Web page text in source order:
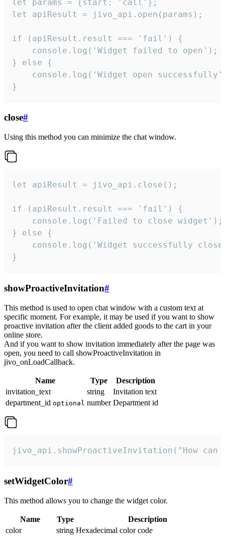
let params = {start: 'call'};
let apiResult = jivo_api.open(params);
if (apiResult.result === 'fail') {
    console.log('Widget failed to open');
} else {
console.log('Widget open
}
close#
Using this method you can minimize the chat window.
let apiResult = jivo_api.close();
if (apiResult.result === 'fail') {
    console.log('Failed to close widget');
} else {
console.log('Widget successfully
}
showProactiveInvitation#
This method is used to open chat window with a custom text at
specific moment. For example, it may be used if you want to show
proactive invitation after the client added goods to the cart in your
online store.
And if you want to show invitation immediately after the page was
open, you need to call showProactiveInvitation in
jivo_onLoadCallback.
Name Type
Description
invitation_text
string
Invitation text
department_id optional number Department id
jivo_api.showProactiveInvitation("How
setWidgetColor#
This method allows you to change the widget color.
Name Type
Description
color
string Hexadecimal color code